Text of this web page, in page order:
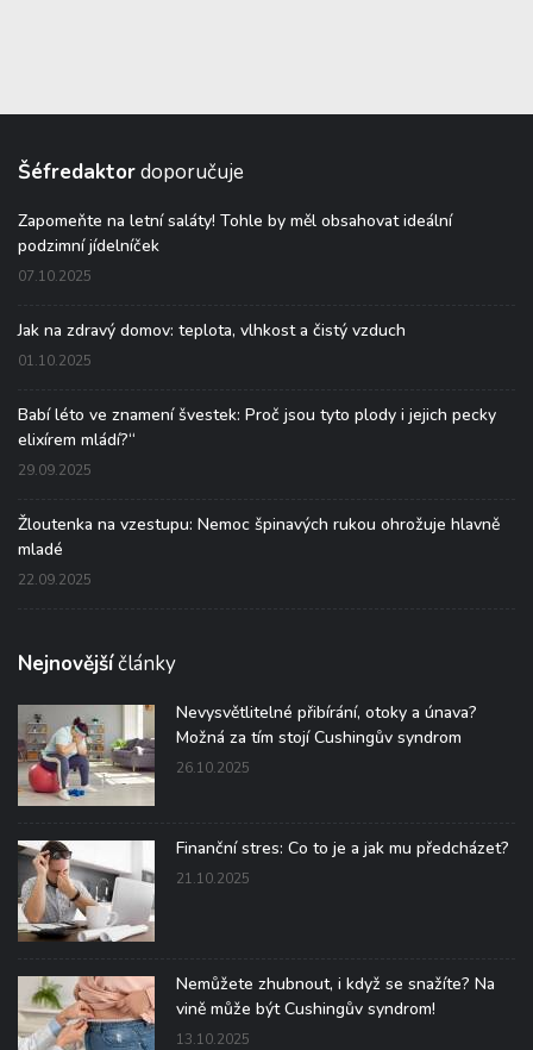
Šéfredaktordoporučuje
Zapomeňte na letní saláty! Tohle by měl obsahovat ideální
podzimní jídelníček
07.10.2025
Jak na zdravý domov: teplota, vlhkost a čistý vzduch
01.10.2025
Babí léto ve znamení švestek: Proč jsou tyto plody i jejich pecky
elixírem mládí?“
29.09.2025
Žloutenka na vzestupu: Nemoc špinavých rukou ohrožuje hlavně
mladé
22.09.2025
Nejnovějšíčlánky
Nevysvětlitelné přibírání, otoky a únava?
Možná za tím stojí Cushingův syndrom
26.10.2025
Finanční stres: Co to je a jak mu předcházet?
21.10.2025
Nemůžete zhubnout, i když se snažíte? Na
vině může být Cushingův syndrom!
13.10.2025